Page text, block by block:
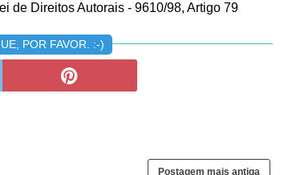
de Direitos Autorais - 9610/98, Artigo 79
POR FAVOR. :-)
Postagem mais antiga